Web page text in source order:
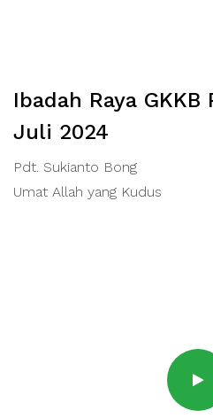
Ibadah Raya
Juli 2024
Pdt. Sukianto Bong
Umat Allah yang Kudus